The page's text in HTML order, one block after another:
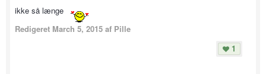
ikke så længe
Redigeret March 5, 2015 af Pille
1